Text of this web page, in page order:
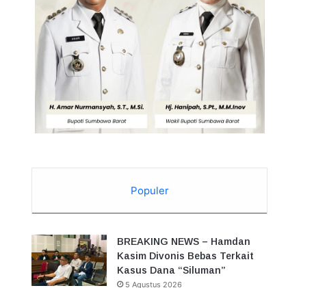
Populer
BREAKING NEWS – Hamdan
Kasim Divonis Bebas Terkait
Kasus Dana “Siluman”
5 Agustus 2026